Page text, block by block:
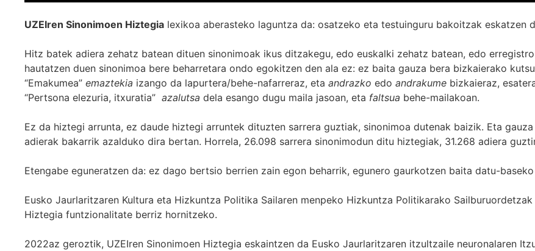
UZEIren Sinonimoen Hiztegia lexikoa aberasteko laguntza da: osatzeko eta testuinguru bakoitzak eskatzen
Hitz batek adiera zehatz batean dituen sinonimoak ikus ditzakegu, edo euskalki zehatz batean, edo
hautatzen duen sinonimoa bere beharretara ondo egokitzen den ala ez: ez baita gauza bera bizkaierako
“Emakumea” emaztekia izango da lapurtera/behe-nafarreraz, eta andrazko edo andrakume bizkaieraz,
“Pertsona elezuria, itxuratia” azalutsa dela esango dugu maila jasoan, eta faltsua behe-mailakoan.
Ez da hiztegi arrunta, ez daude hiztegi arruntek dituzten sarrera guztiak, sinonimoa dutenak baizik. Eta
adierak bakarrik azalduko dira bertan. Horrela, 26.098 sarrera sinonimodun ditu hiztegiak, 31.268 adiera
Etengabe eguneratzen da: ez dago bertsio berrien zain egon beharrik, egunero gaurkotzen baita datu-
Eusko Jaurlaritzaren Kultura eta Hizkuntza Politika Sailaren menpeko Hizkuntza Politikarako
Hiztegia funtzionalitate berriz hornitzeko.
2022az geroztik, UZEIren Sinonimoen Hiztegia eskaintzen da Eusko Jaurlaritzaren itzultzaile neuronalaren